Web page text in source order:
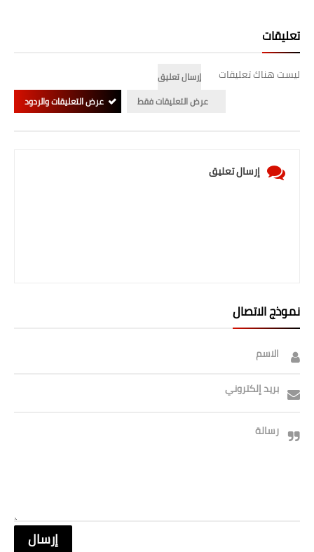
تعليقات
ليست هناك تعليقات
إرسال تعليق
عرض التعليقات فقط
عرض التعليقات والردود
إرسال تعليق
نموذج الاتصال
الاسم
بريد إلكتروني
رسالة